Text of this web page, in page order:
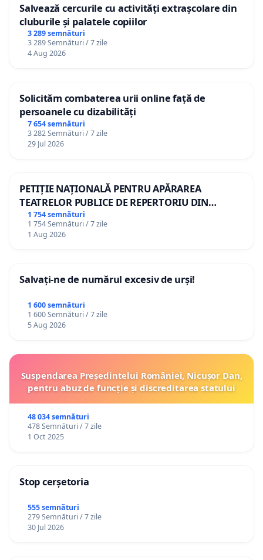
Salvează cercurile cu activități extrașcolare din
cluburile și palatele copiilor
3 289 semnături
3 289 Semnături / 7 zile
4 Aug 2026
Solicităm combaterea urii online față de
persoanele cu dizabilități
7 654 semnături
3 282 Semnături / 7 zile
29 Jul 2026
PETIȚIE NAȚIONALĂ PENTRU APĂRAREA
TEATRELOR PUBLICE DE REPERTORIU DIN
ROMÂNIA
1 754 semnături
1 754 Semnături / 7 zile
1 Aug 2026
Salvați-ne de numărul excesiv de urși!
1 600 semnături
1 600 Semnături / 7 zile
5 Aug 2026
Suspendarea Președintelui României, Nicușor Dan,
pentru abuz de funcție și discreditarea statului
48 034 semnături
478 Semnături / 7 zile
1 Oct 2025
Stop cerșetoria
555 semnături
279 Semnături / 7 zile
30 Jul 2026